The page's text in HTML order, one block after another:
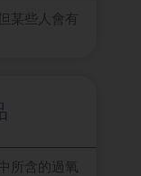
某些人會有
所含的過氧